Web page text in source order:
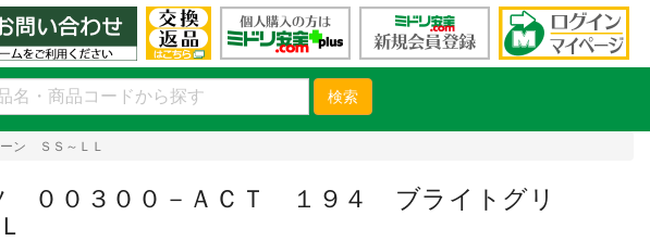
検索
ン ＳＳ～ＬＬ
００３００－ＡＣＴ １９４ ブライトグリ